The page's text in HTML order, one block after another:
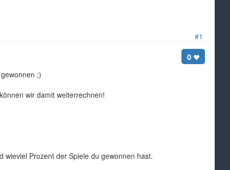
#1
0
;)
wir damit weiterrechnen!
wieviel Prozent der Spiele du gewonnen hast.